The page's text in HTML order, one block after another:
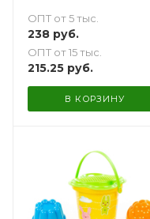
ОПТ от 5 тыс.
238 руб.
ОПТ от 15 тыс.
215.25 руб.
В КОРЗИНУ